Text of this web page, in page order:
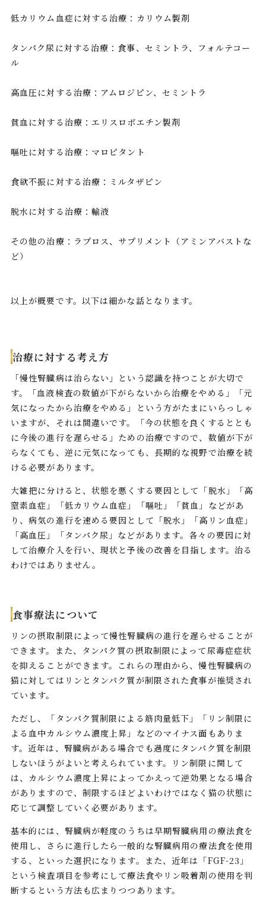
低カリウム血症に対する治療：カリウム製剤
タンパク尿に対する治療：食事、セミントラ、フォルテコー
ル
高血圧に対する治療：アムロジピン、セミントラ
貧血に対する治療：エリスロポエチン製剤
嘔吐に対する治療：マロピタント
食欲不振に対する治療：ミルタザピン
脱水に対する治療：輸液
その他の治療：ラプロス、サプリメント（アミンアバストな
ど）
以上が概要です。以下は細かな話となります。
治療に対する考え方
「慢性腎臓病は治らない」という認識を持つことが大切で
す。「血液検査の数値が下がらないから治療をやめる」「元
気になったから治療をやめる」という方がたまにいらっしゃ
いますが、それは間違いです。「今の状態を良くするととも
に今後の進行を遅らせる」ための治療ですので、数値が下が
らなくても、逆に元気になっても、長期的な視野で治療を続
ける必要があります。
大雑把に分けると、状態を悪くする要因として「脱水」「高
窒素血症」「低カリウム血症」「嘔吐」「貧血」などがあ
り、病気の進行を速める要因として「脱水」「高リン血症」
「高血圧」「タンパク尿」などがあります。各々の要因に対
して治療介入を行い、現状と予後の改善を目指します。治る
わけではありません。
食事療法について
リンの摂取制限によって慢性腎臓病の進行を遅らせることが
できます。また、タンパク質の摂取制限によって尿毒症症状
を抑えることができます。これらの理由から、慢性腎臓病の
猫に対してはリンとタンパク質が制限された食事が推奨され
ています。
ただし、「タンパク質制限による筋肉量低下」「リン制限に
よる血中カルシウム濃度上昇」などのマイナス面もありま
す。近年は、腎臓病がある場合でも過度にタンパク質を制限
しないほうがよいと考えられています。リン制限に関して
は、カルシウム濃度上昇によってかえって逆効果となる場合
がありますので、制限するほどよいわけではなく猫の状態に
応じて調整していく必要があります。
基本的には、腎臓病が軽度のうちは早期腎臓病用の療法食を
使用し、さらに進行したら一般的な腎臓病用の療法食を使用
する、といった選択になります。また、近年は「FGF-23」
という検査項目を参考にして療法食やリン吸着剤の使用を判
断するという方法も広まりつつあります。